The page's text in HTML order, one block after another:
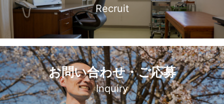
Recruit
お問い合わせ・ご応募
Inquiry